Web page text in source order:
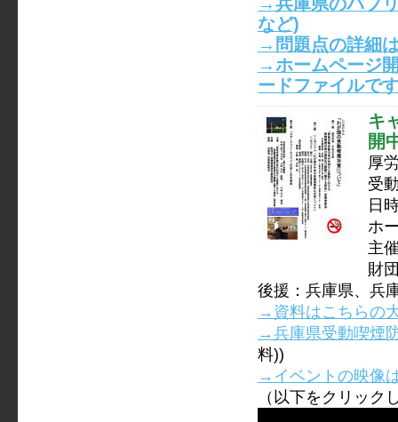
など)
→問題点の詳細
→ホームページ
ードファイルで
キ
開
厚
受
日
ホ
主
財
後援：兵庫県、兵
→資料はこちらの
→兵庫県受動喫煙
料))
→イベントの映像
（以下をクリッ